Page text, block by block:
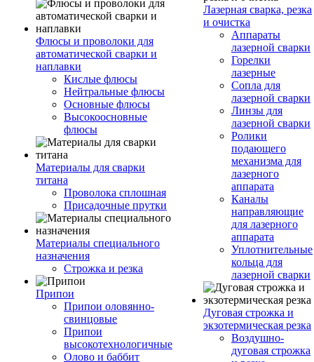
Флюсы и проволоки для
автоматической сварки и
наплавки
Кислые флюсы
Нейтральные флюсы
Основные флюсы
Высокоосновные
флюсы
Материалы для сварки
титана
Проволока сплошная
Присадочные прутки
Материалы специального
назначения
Строжка и резка
Припои
Припои оловянно-
свинцовые
Припои
высокотехнологичные
Олово и баббит
Лазерная сварка, резка
и очистка
Аппараты
лазерной сварки
Горелки
лазерные
Сопла для
лазерной сварки
Линзы для
лазерной сварки
Ролики
подающего
механизма для
лазерного
аппарата
Каналы
направляющие
для лазерного
аппарата
Уплотнительные
кольца для
лазерной сварки
Дуговая строжка и
экзотермическая резка
Воздушно-
дуговая строжка